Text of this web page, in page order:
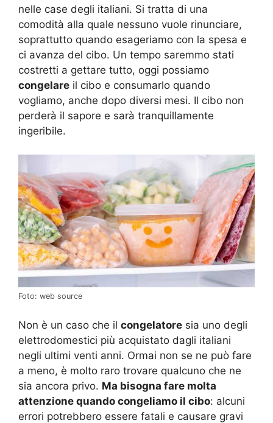
nelle case degli italiani. Si tratta di una
comodità alla quale nessuno vuole rinunciare,
soprattutto quando esageriamo con la spesa e
ci avanza del cibo. Un tempo saremmo stati
costretti a gettare tutto, oggi possiamo
congelare il cibo e consumarlo quando
vogliamo, anche dopo diversi mesi. Il cibo non
perderà il sapore e sarà tranquillamente
ingeribile.
Foto: web source
Non è un caso che il congelatore sia uno degli
elettrodomestici più acquistato dagli italiani
negli ultimi venti anni. Ormai non se ne può fare
a meno, è molto raro trovare qualcuno che ne
sia ancora privo. Ma bisogna fare molta
attenzione quando congeliamo il cibo: alcuni
errori potrebbero essere fatali e causare gravi